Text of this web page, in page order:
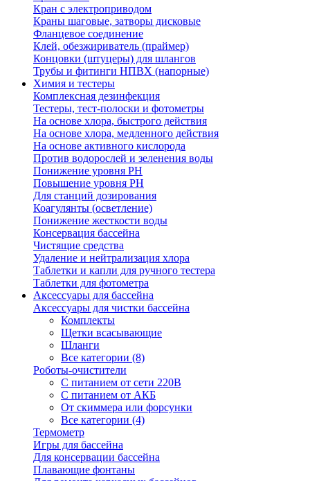
Кран с электроприводом
Краны шаговые, затворы дисковые
Фланцевое соединение
Клей, обезжириватель (праймер)
Концовки (штуцеры) для шлангов
Трубы и фитинги НПВХ (напорные)
Химия и тестеры
Комплексная дезинфекция
Тестеры, тест-полоски и фотометры
На основе хлора, быстрого действия
На основе хлора, медленного действия
На основе активного кислорода
Против водорослей и зеленения воды
Понижение уровня РН
Повышение уровня РН
Для станций дозирования
Коагулянты (осветление)
Понижение жесткости воды
Консервация бассейна
Чистящие средства
Удаление и нейтрализация хлора
Таблетки и капли для ручного тестера
Таблетки для фотометра
Аксессуары для бассейна
Аксессуары для чистки бассейна
Комплекты
Щетки всасывающие
Шланги
Все категории (8)
Роботы-очистители
С питанием от сети 220В
С питанием от АКБ
От скиммера или форсунки
Все категории (4)
Термометр
Игры для бассейна
Для консервации бассейна
Плавающие фонтаны